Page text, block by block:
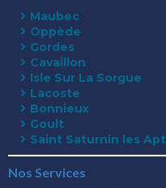
Maubec
Oppède
Gordes
Cavaillon
Isle Sur La Sorgue
Lacoste
Bonnieux
Goult
Saint Saturnin les Apt
Nos Services